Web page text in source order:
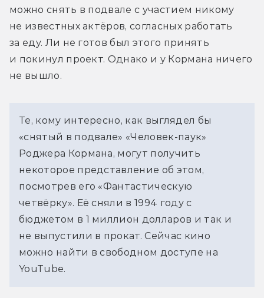
можно снять в подвале с участием никому
не известных актёров, согласных работать
за еду. Ли не готов был этого принять
и покинул проект. Однако и у Кормана ничего
не вышло.
Те, кому интересно, как выглядел бы
«снятый в подвале» «Человек-паук»
Роджера Кормана, могут получить
некоторое представление об этом,
посмотрев его «Фантастическую
четвёрку». Её сняли в 1994 году с
бюджетом в 1 миллион долларов и так и
не выпустили в прокат. Сейчас кино
можно найти в свободном доступе на
YouTube.